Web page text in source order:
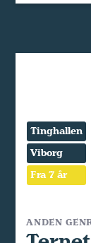
Tinghallen
Viborg
Fra 7 år
ANDEN